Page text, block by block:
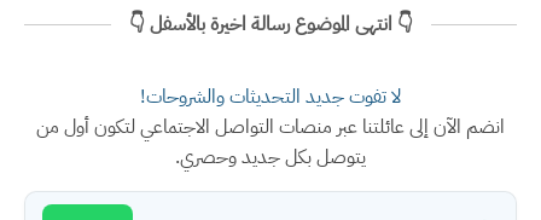
👇 انتهى الموضوع رسالة اخيرة بالأسفل 👇
لا تفوت جديد التحديثات والشروحات!
انضم الآن إلى عائلتنا عبر منصات التواصل الاجتماعي لتكون أول من
يتوصل بكل جديد وحصري.